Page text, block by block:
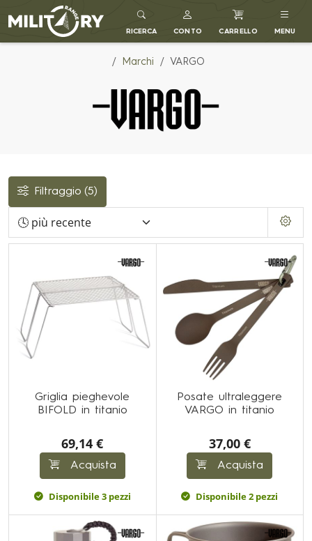
MILITARY RANGE IT
RICERCA CONTO CARRELLO MENU
Marchi VARGO
Filtraggio (5)
Griglia pieghevole
BIFOLD in titanio
69,14 €
Acquista
Disponibile 3 pezzi
Posate ultraleggere
VARGO in titanio
37,00 €
Acquista
Disponibile 2 pezzi